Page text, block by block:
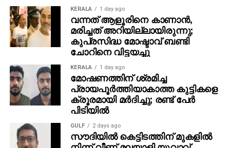
KERALA 1 day ago
വന്നത് ആളൂരിനെ കാണാന്‍,
മരിച്ചത് അറിയില്ലായിരുന്നു;
കുപ്രസിദ്ധ മോഷ്ടാവ് ബണ്ടി
ചോറിനെ വിട്ടയച്ചു
KERALA 1 day ago
മോഷണത്തിന് ശ്രമിച്ച
പ്രായപൂര്‍ത്തിയാകാത്ത കുട്ടികളെ
ക്രൂരമായി മര്‍ദിച്ചു; രണ്ട് പേര്‍
പിടിയില്‍
GULF 2 days ago
സൗദിയില്‍ കെട്ടിടത്തിന് മുകളില്‍